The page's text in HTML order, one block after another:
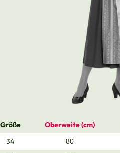
Größe Oberweite (cm)
34
80